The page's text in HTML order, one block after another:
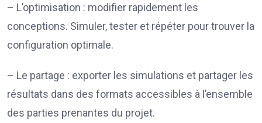
– L’optimisation : modifier rapidement les
conceptions. Simuler, tester et répéter pour trouver la
configuration optimale.
– Le partage : exporter les simulations et partager les
résultats dans des formats accessibles à l’ensemble
des parties prenantes du projet.